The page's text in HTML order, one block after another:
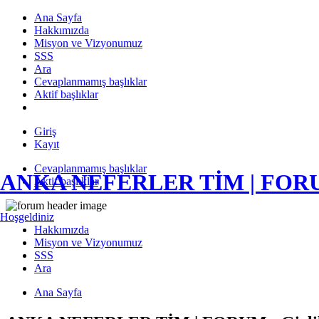
Ana Sayfa
Hakkımızda
Misyon ve Vizyonumuz
SSS
Ara
Cevaplanmamış başlıklar
Aktif başlıklar
Giriş
Kayıt
Cevaplanmamış başlıklar
Aktif başlıklar
ANKA NEFERLER TİM |
Hoşgeldiniz
Hakkımızda
Misyon ve Vizyonumuz
SSS
Ara
Ana Sayfa